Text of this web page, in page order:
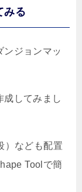
みる
ンジョンマッ
成してみまし
）なども配置
Toolで簡